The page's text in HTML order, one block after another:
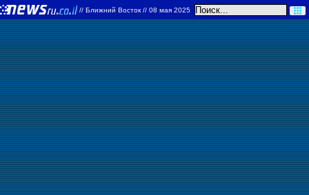
// Ближний Восток // 08 мая 2025